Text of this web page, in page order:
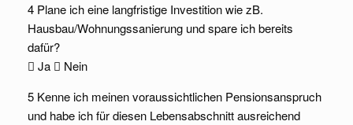
4 Plane ich eine langfristige Investition wie zB.
Hausbau/Wohnungssanierung und spare ich bereits
dafür?
 Ja  Nein
5 Kenne ich meinen voraussichtlichen Pensionsanspruch
und habe ich für diesen Lebensabschnitt ausreichend